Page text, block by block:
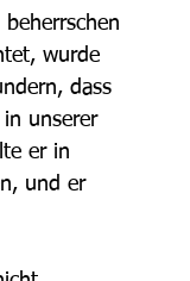
wurde
dass
unserer
er in
und er